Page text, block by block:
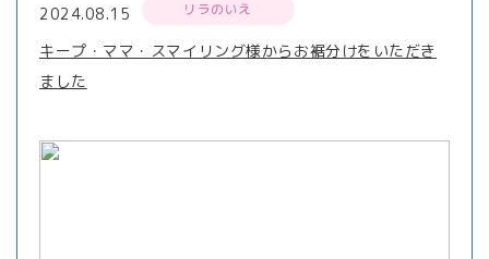
2024.08.15 リラのいえ
キープ・ママ・スマイリング様からお裾分けをいただき
ました